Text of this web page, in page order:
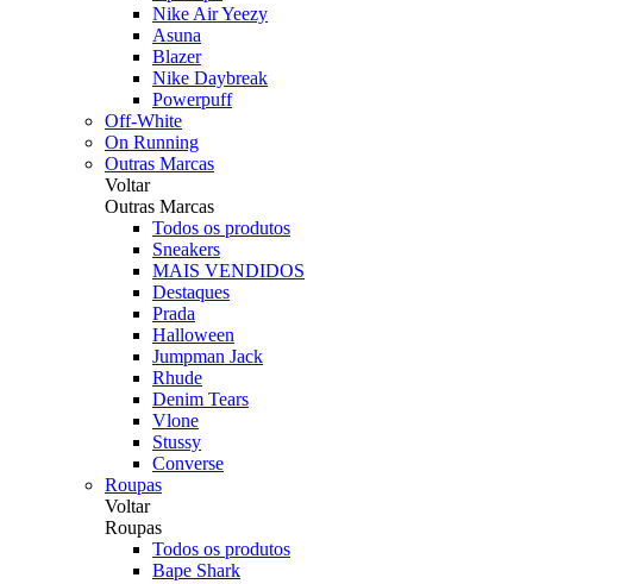
Nike Air Yeezy
Asuna
Blazer
Nike Daybreak
Powerpuff
Off-White
On Running
Outras Marcas
Voltar
Outras Marcas
Todos os produtos
Sneakers
MAIS VENDIDOS
Destaques
Prada
Halloween
Jumpman Jack
Rhude
Denim Tears
Vlone
Stussy
Converse
Roupas
Voltar
Roupas
Todos os produtos
Bape Shark